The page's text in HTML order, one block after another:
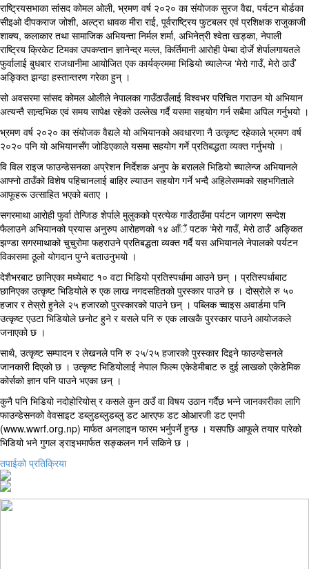
राष्ट्रियसभाका सांसद कोमल ओली, भ्रमण वर्ष २०२० का संयोजक सुरज वैद्य, पर्यटन बोर्डका
सीइओ दीपकराज जोशी, अल्ट्रा धावक मीरा राई, पूर्वराष्ट्रिय फुटबलर एवं प्रशिक्षक राजुकाजी
शाक्य, कलाकार तथा सामाजिक अभियन्ता निर्मल शर्मा, अभिनेत्री श्वेता खड्का, नेपाली
राष्ट्रिय क्रिकेट टिमका उपकप्तान ज्ञानेन्द्र मल्ल, किर्तिमानी आरोही पेम्बा दोर्जे शेर्पालगायतले
फुर्वालाई बुधबार राजधानीमा आयोजित एक कार्यक्रममा भिडियो च्यालेन्ज ‘मेरो गाउँ, मेरो ठाउँ’
अङ्कित झन्डा हस्तान्तरण गरेका हुन् ।
सो अवसरमा सांसद कोमल ओलीले नेपालका गाउँठाउँलाई विश्वभर परिचित गराउन यो अभियान
अत्यन्तै सान्र्दभिक एवं समय सापेक्ष रहेको उल्लेख गर्दै यसमा सहयोग गर्न सबैमा अपिल गर्नुभयो ।
भ्रमण वर्ष २०२० का संयोजक वैद्यले यो अभियानको अवधारणा नै उत्कृष्ट रहेकाले भ्रमण वर्ष
२०२० पनि यो अभियानसँग जोडिएकाले यसमा सहयोग गर्ने प्रतिबद्धता व्यक्त गर्नुभयो ।
वि विल राइज फाउन्डेसनका अप्रेशन निर्देशक अनुप के बरालले भिडियो च्यालेन्ज अभियानले
आफ्नो ठाउँको विशेष पहिचानलाई बाहिर ल्याउन सहयोग गर्ने भन्दै अहिलेसम्मको सहभगिताले
आफूहरू उत्साहित भएको बताए ।
सगरमाथा आरोही फुर्वा तेन्जिङ शेर्पाले मुलुकको प्रत्येक गाउँठाउँमा पर्यटन जागरण सन्देश
फैलाउने अभियानको प्रयास अनुरुप आरोहणको १४ आँैं पटक ‘मेरो गाउँ, मेरो ठाउँ’ अङ्कित
झण्डा सगरमाथाको चुचुरोमा फहराउने प्रतिबद्धता व्यक्त गर्दै यस अभियानले नेपालको पर्यटन
विकासमा ठूलो योगदान पुग्ने बताउनुभयो ।
देशैभरबाट छानिएका मध्येबाट १० वटा भिडियो प्रतिस्पर्धामा आउने छन् । प्रतिस्पर्धाबाट
छानिएका उत्कृष्ट भिडियोले रु एक लाख नगदसहितको पुरस्कार पाउने छ । दोस्रोले रु ५०
हजार र तेस्रो हुनेले २५ हजारको पुरस्कारको पाउने छन् । पब्लिक च्वाइस अवार्डमा पनि
उत्कृष्ट एउटा भिडियोले छनोट हुने र यसले पनि रु एक लाखकै पुरस्कार पाउने आयोजकले
जनाएको छ ।
साथै, उत्कृष्ट सम्पादन र लेखनले पनि रु २५/२५ हजारको पुरस्कार दिइने फाउन्डेसनले
जानकारी दिएको छ । उत्कृष्ट भिडियोलाई नेपाल फिल्म एकेडेमीबाट रु दुई लाखको एकेडेमिक
कोर्सको ज्ञान पनि पाउने भएका छन् ।
कुनै पनि भिडियो नदोहोरियोस् र कसले कुन ठाउँ वा विषय उठान गर्दैछ भन्ने जानकारीका लागि
फाउन्डेसनको वेवसाइट डब्लुडब्लुडब्लु डट आरएफ डट ओआरजी डट एनपी
(www.wwrf.org.np) मार्फत अनलाइन फारम भर्नुपर्ने हुन्छ । यसपछि आफूले तयार पारेको
भिडियो भने गुगल ड्राइभमार्फत सङ्कलन गर्न सकिने छ ।
तपाईको प्रतिक्रिया